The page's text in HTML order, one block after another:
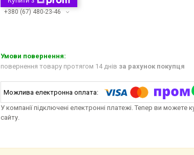
+380 (67) 480-23-46
повернення товару протягом 14 днів за рахунок покупця
У компанії підключені електронні платежі. Тепер ви
сайту.